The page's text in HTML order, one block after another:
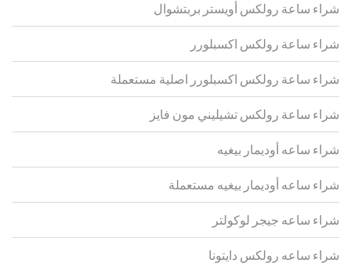
شراء ساعة رولكس أويستر بربتشوال
شراء ساعة رولكس اكسبلورر
شراء ساعة رولكس اكسبلورر اصلية مستعملة
شراء ساعة رولكس تشيليني مون فايز
شراء ساعه أوديمار بيغيه
شراء ساعه أوديمار بيغيه مستعملة
شراء ساعه جيجر لوكولتر
شراء ساعه رولكس دايتونا